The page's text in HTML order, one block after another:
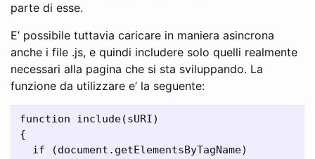
parte di esse.
E’ possibile tuttavia caricare in maniera asincrona
anche i file .js, e quindi includere solo quelli realmente
necessari alla pagina che si sta sviluppando. La
funzione da utilizzare e’ la seguente:
function include(sURI)
{
  if (document.getElementsByTagName)